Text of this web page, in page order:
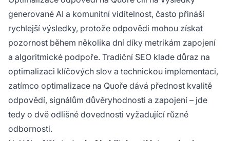
generované AI a komunitní viditelnost, často přináší
rychlejší výsledky, protože odpovědi mohou získat
pozornost během několika dní díky metrikám zapojení
a algoritmické podpoře. Tradiční SEO klade důraz na
optimalizaci klíčových slov a technickou implementaci,
zatímco optimalizace na Quoře dává přednost kvalitě
odpovědí, signálům důvěryhodnosti a zapojení – jde
tedy o dvě odlišné dovednosti vyžadující různé
odbornosti.